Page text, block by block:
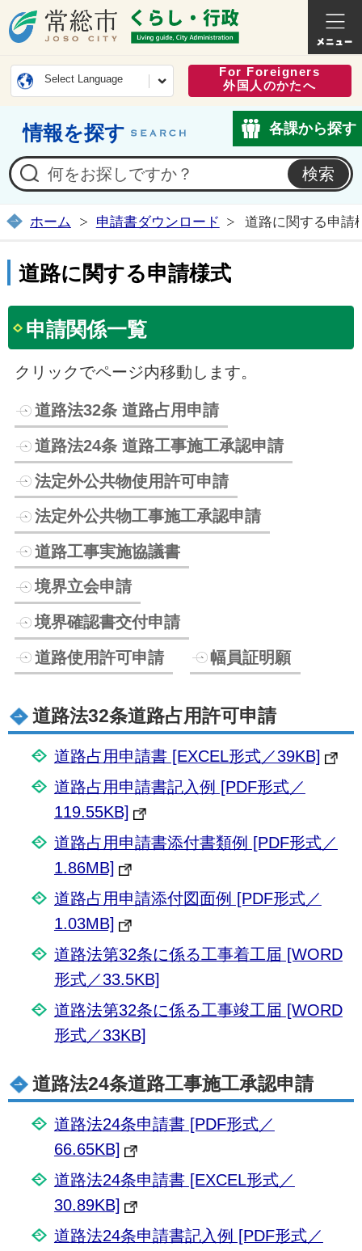
常総市公式ホームページ
くらし
Select Language
For Foreigners
外国人のかたへ
情報を探す 各課から探す
ホーム 申請書ダウンロード 道路に関する申請
道路に関する申請様式
申請関係一覧
クリックでページ内移動します。
道路法32条 道路占用申請
道路法24条 道路工事施工承認申請
法定外公共物使用許可申請
法定外公共物工事施工承認申請
道路工事実施協議書
境界立会申請
境界確認書交付申請
道路使用許可申請
幅員証明願
道路法32条道路占用許可申請
道路占用申請書 [EXCEL形式／39KB]
道路占用申請書記入例 [PDF形式／
119.55KB]
道路占用申請書添付書類例 [PDF形式／
1.86MB]
道路占用申請添付図面例 [PDF形式／
1.03MB]
道路法第32条に係る工事着工届 [WORD
形式／33.5KB]
道路法第32条に係る工事竣工届 [WORD
形式／33KB]
道路法24条道路工事施工承認申請
道路法24条申請書 [PDF形式／
66.65KB]
道路法24条申請書 [EXCEL形式／
30.89KB]
道路法24条申請書記入例 [PDF形式／